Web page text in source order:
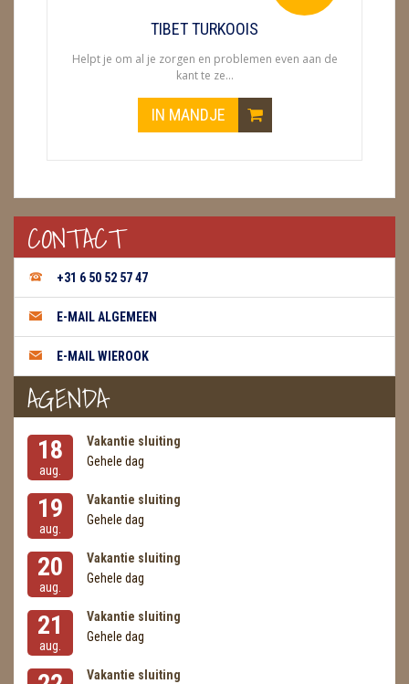
TIBET TURKOOIS
Helpt je om al je zorgen en problemen even aan de
kant te ze...
IN MANDJE
CONTACT
+31 6 50 52 57 47
E-MAIL ALGEMEEN
E-MAIL WIEROOK
AGENDA
18
aug.
Vakantie sluiting
Gehele dag
19
aug.
Vakantie sluiting
Gehele dag
20
aug.
Vakantie sluiting
Gehele dag
21
aug.
Vakantie sluiting
Gehele dag
Vakantie sluiting